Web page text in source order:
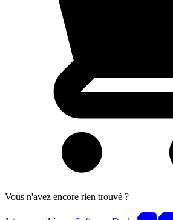
Vous n'avez encore rien trouvé ?